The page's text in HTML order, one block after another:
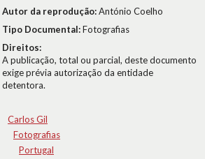
Autor da reprodução:António Coelho
Tipo Documental:Fotografias
Direitos:
A publicação, total ou parcial, deste documento
exige prévia autorização da entidade
detentora.
Carlos Gil
Fotografias
Portugal